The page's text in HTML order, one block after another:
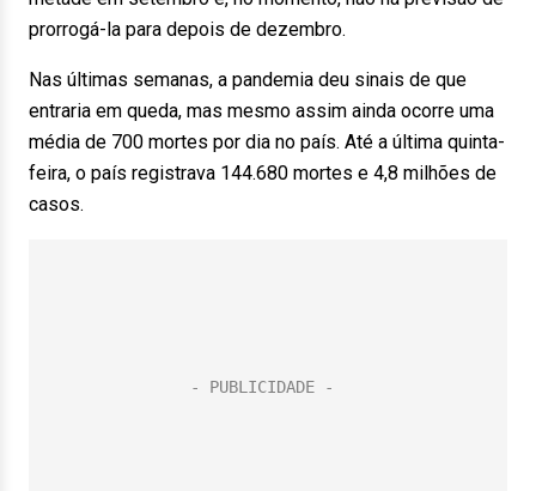
prorrogá-la para depois de dezembro.
Nas últimas semanas, a pandemia deu sinais de que
entraria em queda, mas mesmo assim ainda ocorre uma
média de 700 mortes por dia no país. Até a última quinta-
feira, o país registrava 144.680 mortes e 4,8 milhões de
casos.